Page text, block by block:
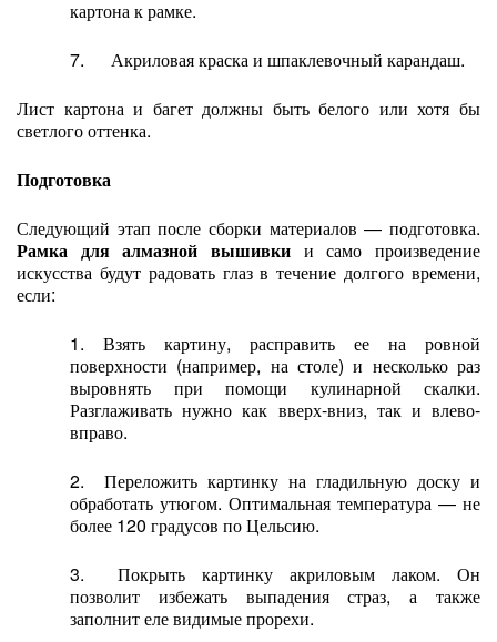
картона к рамке.
7. Акриловая краска и шпаклевочный карандаш.
Лист картона и багет должны быть белого или хотя бы
светлого оттенка.
Подготовка
Следующий этап после сборки материалов — подготовка.
Рамка для алмазной вышивки и само произведение
искусства будут радовать глаз в течение долгого времени,
если:
1. Взять картину, расправить ее на ровной
поверхности (например, на столе) и несколько раз
выровнять при помощи кулинарной скалки.
Разглаживать нужно как вверх-вниз, так и влево-
вправо.
2. Переложить картинку на гладильную доску и
обработать утюгом. Оптимальная температура — не
более 120 градусов по Цельсию.
3. Покрыть картинку акриловым лаком. Он
позволит избежать выпадения страз, а также
заполнит еле видимые прорехи.